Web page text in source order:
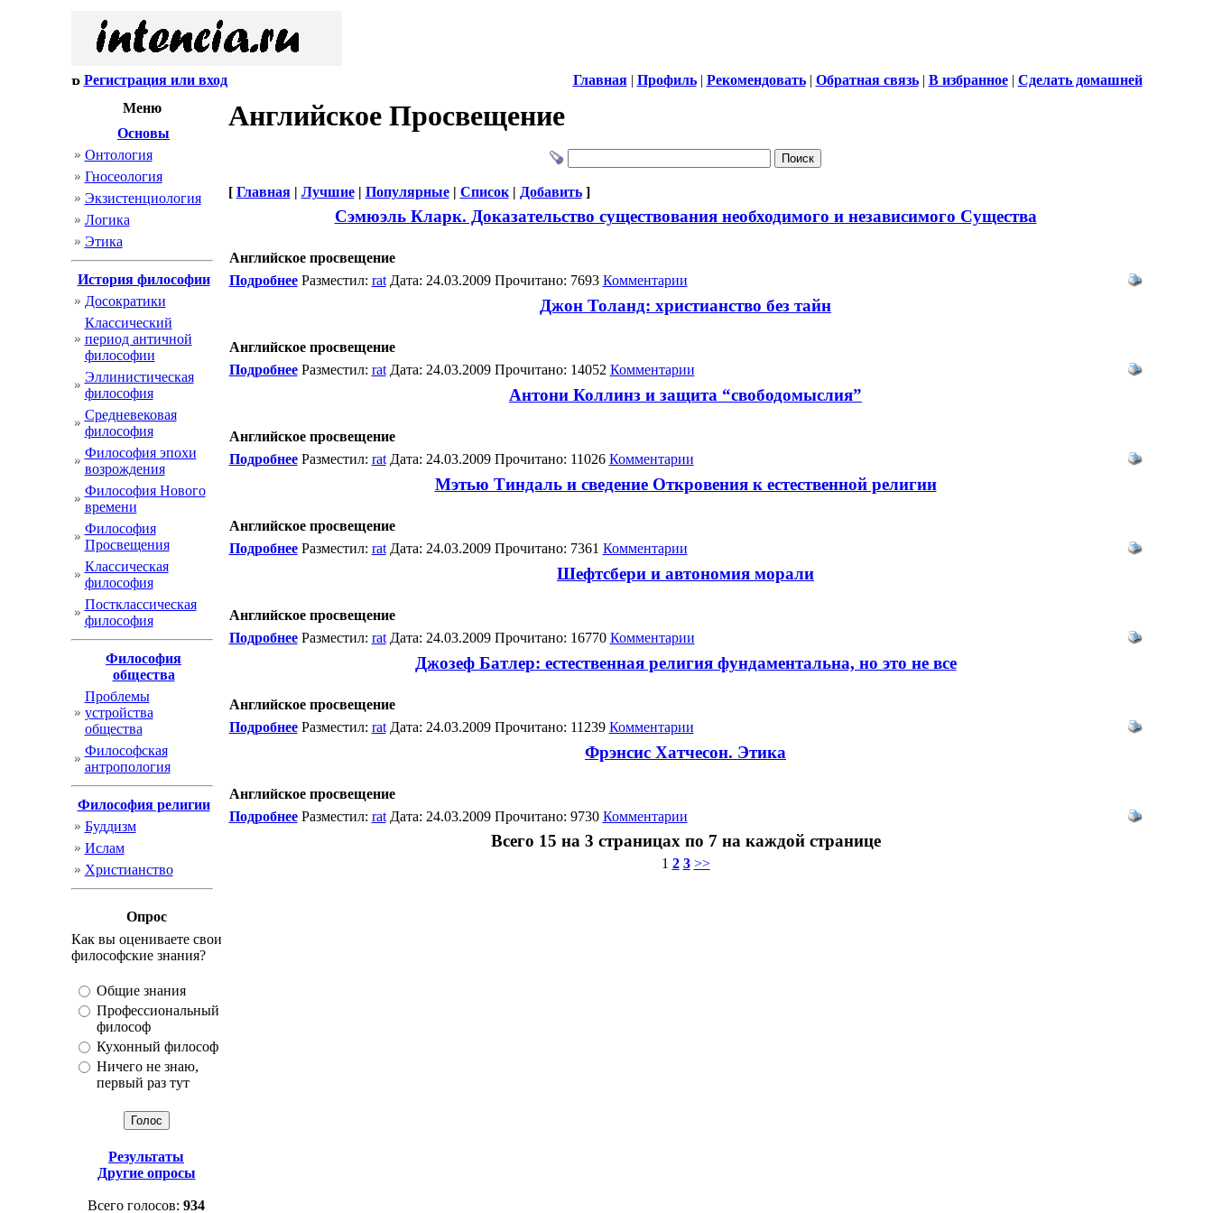
Регистрация или вход Главная| Профиль| Рекомендовать| Обратная связь| В избранное| Сделать домашней
Меню
Основы
Онтология
Гносеология
Экзистенциология
Логика
Этика
История философии
Досократики
Классический
период античной
философии
Эллинистическая
философия
Cредневековая
философия
Философия эпохи
возрождения
Философия Нового
времени
Философия
Просвещения
Классическая
философия
Постклассическая
философия
Философия
общества
Проблемы
устройства
общества
Философская
антропология
Философия религии
Буддизм
Ислам
Христианство
Опрос
Как вы оцениваете свои
философские знания?
Общие знания
Профессиональный
философ
Кухонный философ
Ничего не знаю,
первый раз тут
Результаты
Другие опросы
Всего голосов: 934
Английское Просвещение
[ Главная| Лучшие| Популярные| Список| Добавить]
Сэмюэль Кларк. Доказательство существования необходимого и независимого Существа
Английское просвещение
ПодробнееРазместил: ratДата: 24.03.2009 Прочитано: 7693 Комментарии
Джон Толанд: христианство без тайн
Английское просвещение
ПодробнееРазместил: ratДата: 24.03.2009 Прочитано: 14052 Комментарии
Антони Коллинз и защита “свободомыслия”
Английское просвещение
ПодробнееРазместил: ratДата: 24.03.2009 Прочитано: 11026 Комментарии
Мэтью Тиндаль и сведение Откровения к естественной религии
Английское просвещение
ПодробнееРазместил: ratДата: 24.03.2009 Прочитано: 7361 Комментарии
Шефтсбери и автономия морали
Английское просвещение
ПодробнееРазместил: ratДата: 24.03.2009 Прочитано: 16770 Комментарии
Джозеф Батлер: естественная религия фундаментальна, но это не все
Английское просвещение
ПодробнееРазместил: ratДата: 24.03.2009 Прочитано: 11239 Комментарии
Фрэнсис Хатчесон. Этика
Английское просвещение
ПодробнееРазместил: ratДата: 24.03.2009 Прочитано: 9730 Комментарии
Всего 15 на 3 страницах по 7 на каждой странице
1 2 3 >>